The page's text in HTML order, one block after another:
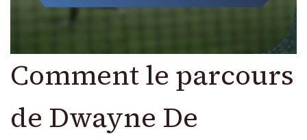
Comment le parcours
de Dwayne De